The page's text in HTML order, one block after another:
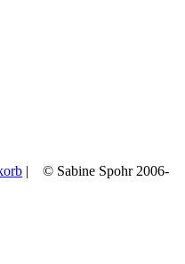
| © Sabine Spohr 2006-